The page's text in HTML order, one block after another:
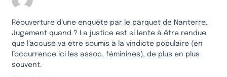
Réouverture d’une enquête par le parquet de Nanterre.
Jugement quand ? La justice est si lente à être rendue
que l’accusé va être soumis à la vindicte populaire (en
l’occurrence ici les assoc. féminines), de plus en plus
souvent.